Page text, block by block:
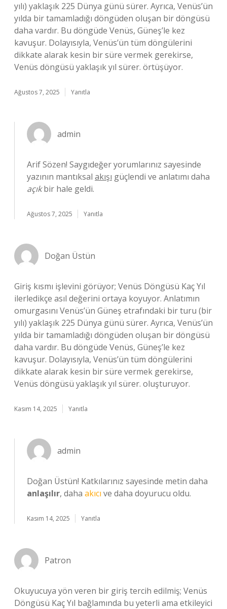
yılı) yaklaşık 225 Dünya günü sürer. Ayrıca, Venüs’ün
yılda bir tamamladığı döngüden oluşan bir döngüsü
daha vardır. Bu döngüde Venüs, Güneş’le kez
kavuşur. Dolayısıyla, Venüs’ün tüm döngülerini
dikkate alarak kesin bir süre vermek gerekirse,
Venüs döngüsü yaklaşık yıl sürer. örtüşüyor.
Ağustos 7, 2025 Yanıtla
admin
Arif Sözen! Saygıdeğer yorumlarınız sayesinde
yazının mantıksal akışı güçlendi ve anlatımı daha
açıkbir hale geldi.
Ağustos 7, 2025 Yanıtla
Doğan Üstün
Giriş kısmı işlevini görüyor; Venüs Döngüsü Kaç Yıl
ilerledikçe asıl değerini ortaya koyuyor. Anlatımın
omurgasını Venüs’ün Güneş etrafındaki bir turu (bir
yılı) yaklaşık 225 Dünya günü sürer. Ayrıca, Venüs’ün
yılda bir tamamladığı döngüden oluşan bir döngüsü
daha vardır. Bu döngüde Venüs, Güneş’le kez
kavuşur. Dolayısıyla, Venüs’ün tüm döngülerini
dikkate alarak kesin bir süre vermek gerekirse,
Venüs döngüsü yaklaşık yıl sürer. oluşturuyor.
Kasım 14, 2025 Yanıtla
admin
Doğan Üstün! Katkılarınız sayesinde metin daha
anlaşılır, daha akıcı ve daha doyurucu oldu.
Kasım 14, 2025 Yanıtla
Patron
Okuyucuya yön veren bir giriş tercih edilmiş; Venüs
Döngüsü Kaç Yıl bağlamında bu yeterli ama etkileyici